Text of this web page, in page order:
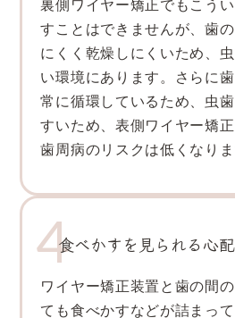
裏側ワイヤー矯正でもこう
すことはできませんが、歯
にくく乾燥しにくいため、
い環境にあります。さらに
常に循環しているため、虫
すいため、表側ワイヤー矯
歯周病のリスクは低くなりま
食べかすを見られる心
ワイヤー矯正装置と歯の間
ても食べかすなどが詰まっ